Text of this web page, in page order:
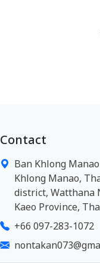
Contact
Ban Khlong
Khlong Manao,
district, Watthana
Kaeo Province,
+66 097-283-1072